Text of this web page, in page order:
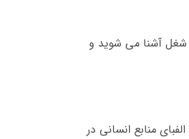
شغل آشنا می شوید و
منابع انسانی در